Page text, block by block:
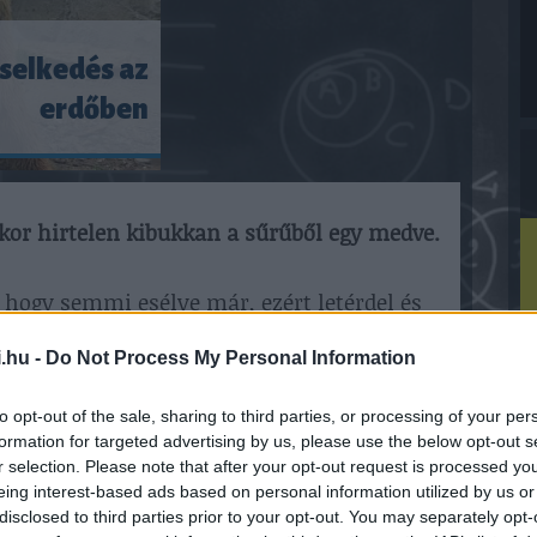
- Do Not Process My Personal Information
opt-out of the sale, sharing to third parties, or processing of your
for targeted advertising by us, please use the below opt-out
selection. Please note that after your opt-out request is processed
interest-based ads based on personal information utilized by us
to third parties prior to your opt-out. You may separately
az
erdőben
hirtelen kibukkan a sűrűből egy medve.
semmi esélye már, ezért letérdel és
keresztény legyen!
mielőtt megette volna a papot,